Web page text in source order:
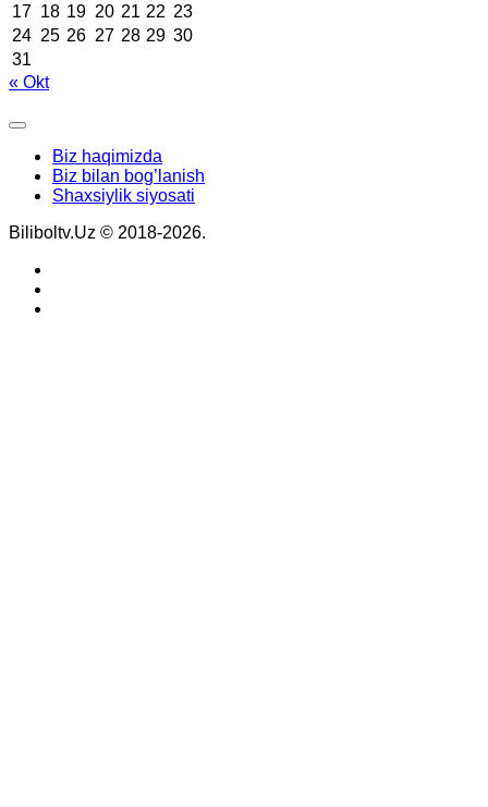
17 18 19 20 21 22 23
24 25 26 27 28 29 30
31
« Okt
Biz haqimizda
Biz bilan bog’lanish
Shaxsiylik siyosati
Biliboltv.Uz © 2018-2026.